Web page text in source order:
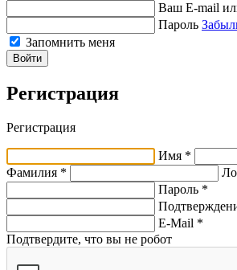
Ваш E-mail
Пароль
Запомнить меня
Войти
Регистрация
Регистрация
Имя *
Фамилия *
Пароль *
E-Mail *
Подтвердите, что вы не робот